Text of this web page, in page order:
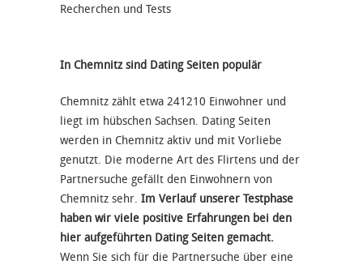
Recherchen und Tests
In Chemnitz sind Dating Seiten populär
Chemnitz zählt etwa 241210 Einwohner und
liegt im hübschen Sachsen. Dating Seiten
werden in Chemnitz aktiv und mit Vorliebe
genutzt. Die moderne Art des Flirtens und der
Partnersuche gefällt den Einwohnern von
Chemnitz sehr. Im Verlauf unserer Testphase
haben wir viele positive Erfahrungen bei den
hier aufgeführten Dating Seiten gemacht.
Wenn Sie sich für die Partnersuche über eine